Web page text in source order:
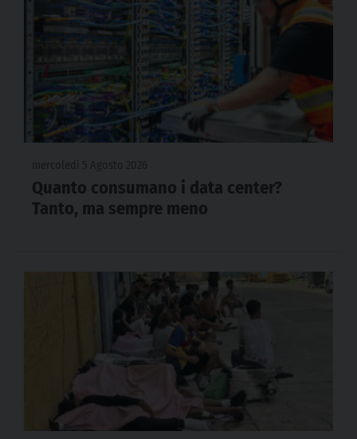
Quanto consumano i data center?
Tanto, ma sempre meno